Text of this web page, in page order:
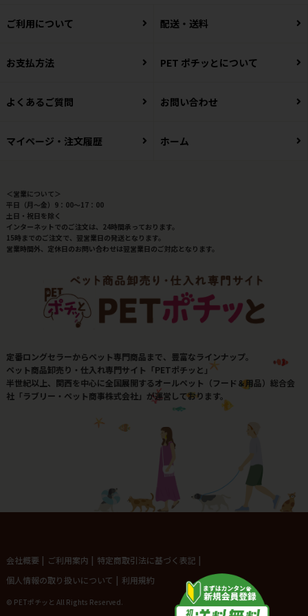
ご利用について 配送・送料
お支払方法 PET ポチッとについて
よくあるご質問 お問い合わせ
マイページ・注文履歴 ホーム
＜営業について＞
平日（月～金）9：00～17：00
土日・祝日を除く
インターネットでのご注文は、24時間承っております。
15時までのご注文で、翌営業日の発送となります。
営業時間外、定休日のお問い合わせは翌営業日のご対応となります。
定番ロングセラーからペット専門商品まで、豊富なラインナップ。
ペット商品卸売り・仕入れ専門サイト「PETポチッと」
半世紀以上、関西を中心に全国展開するオールペット（フード＆用品）総合会
社「ラブリー・ペット商事株式会社」が運営しております。
会社概要 | ご利用案内 | 特定商取引法に基づく表記 |
個人情報の取り扱いについて | 利用規約
© PETポチッと All Rights Reserved.